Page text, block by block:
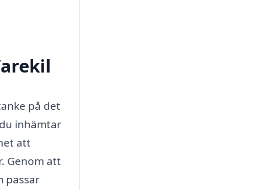
på det
inhämtar
att
Genom att
passar